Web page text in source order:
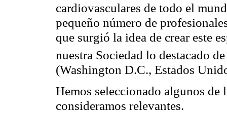
cardiovasculares de todo el
pequeño número de
que surgió la idea de crear este
nuestra Sociedad lo destacado
(Washington D.C., Estados
Hemos seleccionado algunos de
consideramos relevantes.